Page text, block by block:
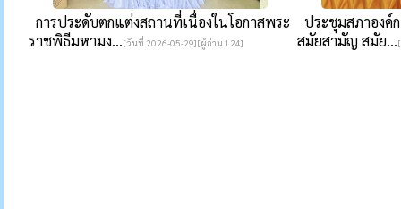
การประดับตกแต่งสถานที่เนื่องในโอกาสพระ
ราชพิธีมหามง...[วันที่ 2026-05-29][ผู้อ่าน 124]
ประชุมสภาองค์
สมัยสามัญ สมัย...